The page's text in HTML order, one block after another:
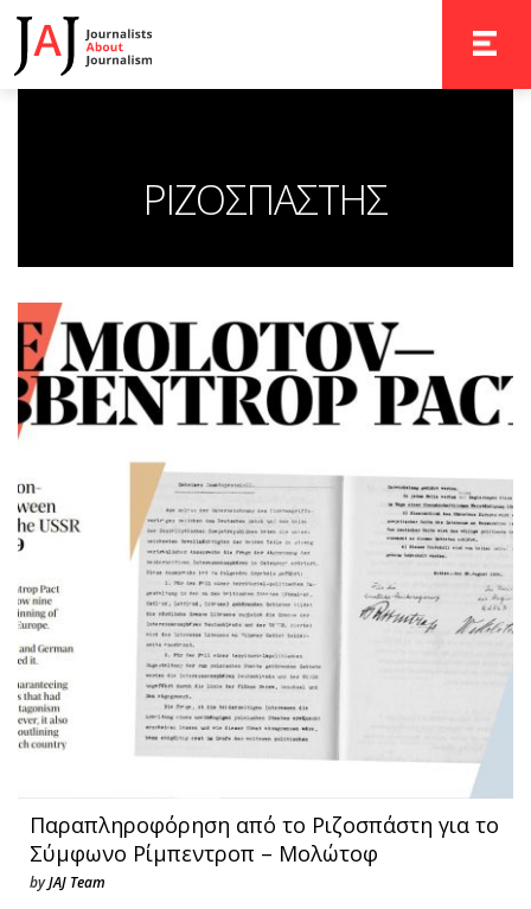
ΡΙΖΟΣΠΑΣΤΗΣ
Παραπληροφόρηση από το Ριζοσπάστη για το
Σύμφωνο Ρίμπεντροπ – Μολώτοφ
byJAJ Team